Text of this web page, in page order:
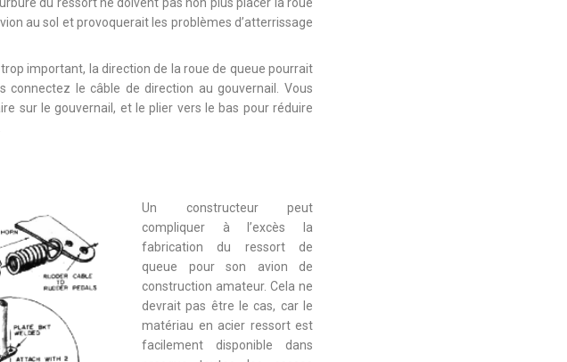
au sol et provoquerait les problèmes d’atterrissage
important, la direction de la roue de queue pourrait
le câble de direction au gouvernail. Vous
sur le gouvernail, et le plier vers le bas pour réduire
Un constructeur peut
compliquer à l’excès la
fabrication du ressort de
queue pour son avion de
construction amateur. Cela ne
devrait pas être le cas, car le
matériau en acier ressort est
facilement disponible dans